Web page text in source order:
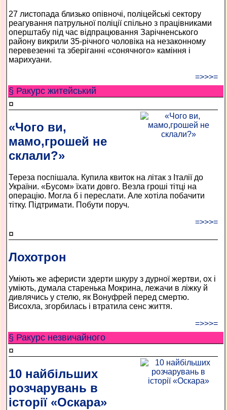
27 листопада близько опівночі, поліцейські сектору
реагування патрульної поліції спільно з працівниками
оперштабу під час відпрацювання Зарічненського
району викрили 35-річного чоловіка на незаконному
перевезенні та зберіганні «сонячного» каміння і
марихуани.
=>>>=
§ Ракурс житейський
¤
«Чого ви,
мамо,грошей не
склали?»
Тереза поспішала. Купила квиток на літак з Італії до
України. «Бусом» їхати довго. Везла гроші тітці на
операцію. Могла б і переслати. Але хотіла побачити
тітку. Підтримати. Побути поруч.
=>>>=
¤
Лохотрон
Уміють же аферисти здерти шкуру з дурної жертви, ох і
уміють, думала старенька Мокрина, лежачи в ліжку й
дивлячись у стелю, як Вонуфрей перед смертю.
Висохла, згорбилась і втратила сенс життя.
=>>>=
§ Ракурс незвичайного
¤
10 найбільших
розчарувань в
історії «Оскара»